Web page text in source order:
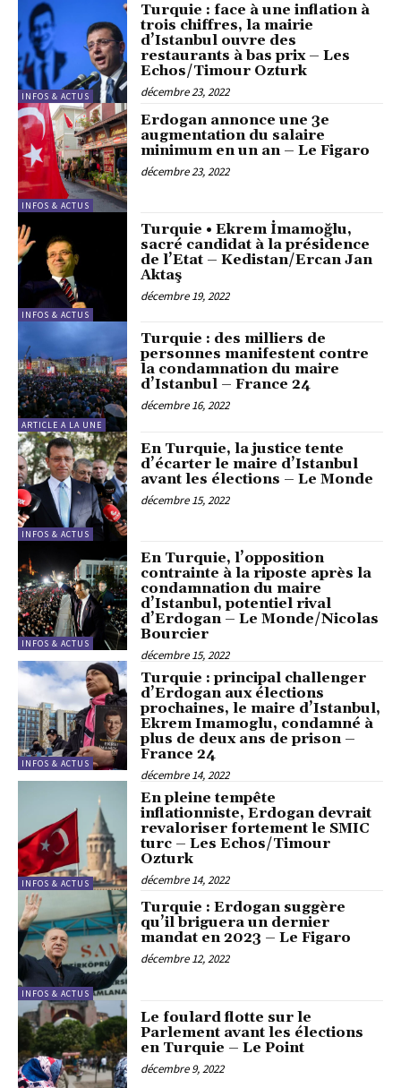
INFOS & ACTUS
Turquie : face à une inflation à
trois chiffres, la mairie
d’Istanbul ouvre des
restaurants à bas prix – Les
Echos/Timour Ozturk
décembre 23, 2022
INFOS & ACTUS
Erdogan annonce une 3e
augmentation du salaire
minimum en un an – Le Figaro
décembre 23, 2022
INFOS & ACTUS
Turquie • Ekrem İmamoğlu,
sacré candidat à la présidence
de l’Etat – Kedistan/Ercan Jan
Aktaş
décembre 19, 2022
ARTICLE A LA UNE
Turquie : des milliers de
personnes manifestent contre
la condamnation du maire
d’Istanbul – France 24
décembre 16, 2022
INFOS & ACTUS
En Turquie, la justice tente
d’écarter le maire d’Istanbul
avant les élections – Le Monde
décembre 15, 2022
INFOS & ACTUS
En Turquie, l’opposition
contrainte à la riposte après la
condamnation du maire
d’Istanbul, potentiel rival
d’Erdogan – Le Monde/Nicolas
Bourcier
décembre 15, 2022
INFOS & ACTUS
Turquie : principal challenger
d’Erdogan aux élections
prochaines, le maire d’Istanbul,
Ekrem Imamoglu, condamné à
plus de deux ans de prison –
France 24
décembre 14, 2022
INFOS & ACTUS
En pleine tempête
inflationniste, Erdogan devrait
revaloriser fortement le SMIC
turc – Les Echos/Timour
Ozturk
décembre 14, 2022
INFOS & ACTUS
Turquie : Erdogan suggère
qu’il briguera un dernier
mandat en 2023 – Le Figaro
décembre 12, 2022
Le foulard flotte sur le
Parlement avant les élections
en Turquie – Le Point
décembre 9, 2022